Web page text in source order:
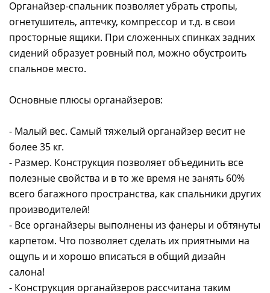
Органайзер-спальник позволяет убрать стропы,
огнетушитель, аптечку, компрессор и т.д. в свои
просторные ящики. При сложенных спинках задних
сидений образует ровный пол, можно обустроить
спальное место.
Основные плюсы органайзеров:
- Малый вес. Самый тяжелый органайзер весит не
более 35 кг.
- Размер. Конструкция позволяет объединить все
полезные свойства и в то же время не занять 60%
всего багажного пространства, как спальники других
производителей!
- Все органайзеры выполнены из фанеры и обтянуты
карпетом. Что позволяет сделать их приятными на
ощупь и и хорошо вписаться в общий дизайн
салона!
- Конструкция органайзеров рассчитана таким